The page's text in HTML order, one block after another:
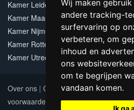
Wij maken
andere tracking-
surfervaring op
verbeteren, om
inhoud en
ons
om te begrijpen
vandaan komen.
Ik ga
Kamer Leiden
Kamer Maastricht
Kamer Nijmegen
Kamer Rotterdam
Kamer Utrecht
Over ons | Contact|Adverteren|
voorwaarden
Update cookies